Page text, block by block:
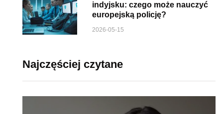
indyjsku: czego może nauczyć
europejską policję?
2026-05-15
Najczęściej czytane